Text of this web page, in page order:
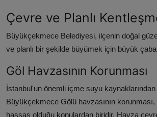
Çevre ve Planlı
Büyükçekmece Belediyesi, ilçenin doğal
ve planlı bir şekilde büyümek için büyük
Göl Havzasının Korunması
İstanbul'un önemli içme suyu
Büyükçekmece Gölü havzasının
hassas olduğu konulardan biridir. Havza